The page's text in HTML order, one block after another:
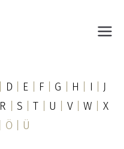
D| E F G H I
J
R S |T U V|W
X
| Ö | Ü